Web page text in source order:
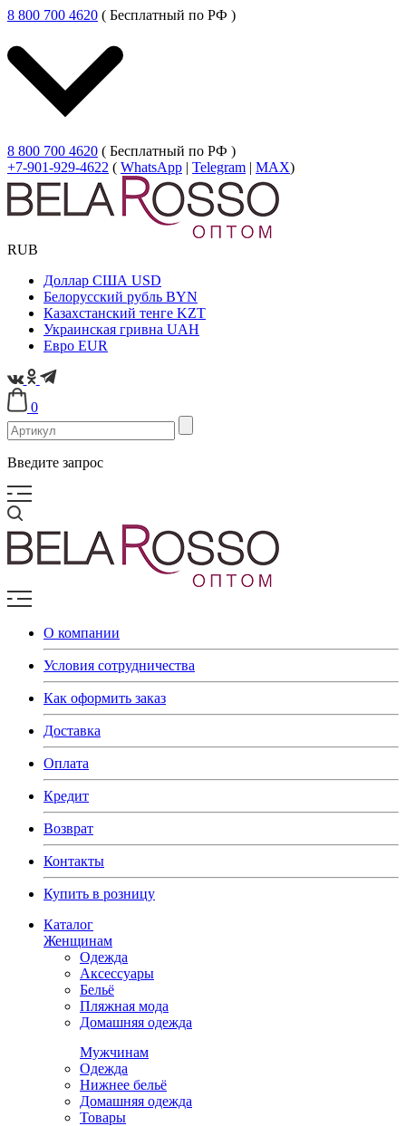
8 800 700 4620 ( Бесплатный по РФ )
8 800 700 4620 ( Бесплатный по РФ )
+7-901-929-4622 ( WhatsApp | Telegram | MAX)
RUB
Доллар США USD
Белорусский рубль BYN
Казахстанский тенге KZT
Украинская гривна UAH
Евро EUR
0
Введите запрос
О компании
Условия сотрудничества
Как оформить заказ
Доставка
Оплата
Кредит
Возврат
Контакты
Купить в розницу
Каталог
Женщинам
Одежда
Аксессуары
Бельё
Пляжная мода
Домашняя одежда
Мужчинам
Одежда
Нижнее бельё
Домашняя одежда
Товары